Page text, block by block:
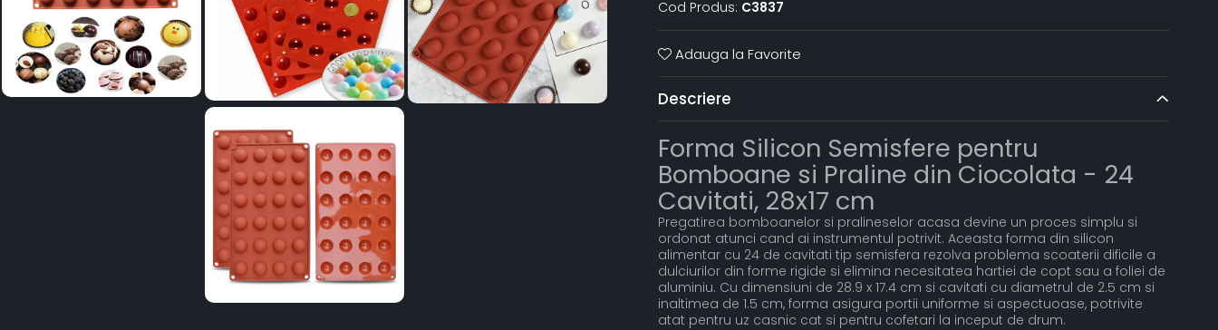
Cod Produs: C3837
Adauga la Favorite
Descriere
Forma Silicon Semisfere pentru
Bomboane si Praline din Ciocolata - 24
Cavitati, 28x17 cm
Pregatirea bomboanelor si pralineselor acasa devine un proces simplu si
ordonat atunci cand ai instrumentul potrivit. Aceasta forma din silicon
alimentar cu 24 de cavitati tip semisfera rezolva problema scoaterii dificile a
dulciurilor din forme rigide si elimina necesitatea hartiei de copt sau a foliei de
aluminiu. Cu dimensiuni de 28.9 x 17.4 cm si cavitati cu diametrul de 2.5 cm si
inaltimea de 1.5 cm, forma asigura portii uniforme si aspectuoase, potrivite
atat pentru uz casnic cat si pentru cofetari la inceput de drum.